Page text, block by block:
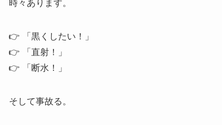
時々あります。
👉 「黒くしたい！」
👉 「直射！」
👉 「断水！」
そして事故る。